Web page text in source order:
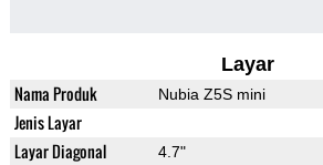
Layar
Nama Produk Nubia Z5S mini
Jenis Layar
Layar Diagonal 4.7"